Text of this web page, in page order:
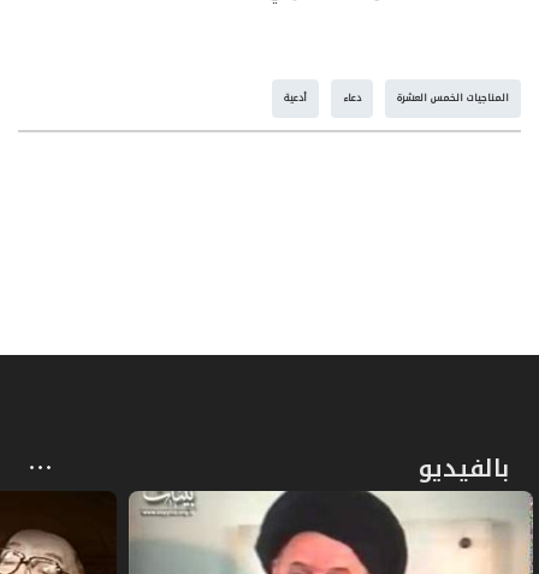
المناجيات الخمس العشرة دعاء أدعية
بالفيديو